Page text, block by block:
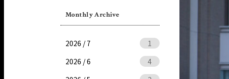
Monthly Archive
2026 / 7
1
2026 / 6
4